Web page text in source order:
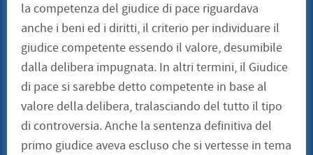
la competenza del giudice di pace riguardava
anche i beni ed i diritti, il criterio per individuare il
giudice competente essendo il valore, desumibile
dalla delibera impugnata. In altri termini, il Giudice
di pace si sarebbe detto competente in base al
valore della delibera, tralasciando del tutto il tipo
di controversia. Anche la sentenza definitiva del
primo giudice aveva escluso che si vertesse in tema